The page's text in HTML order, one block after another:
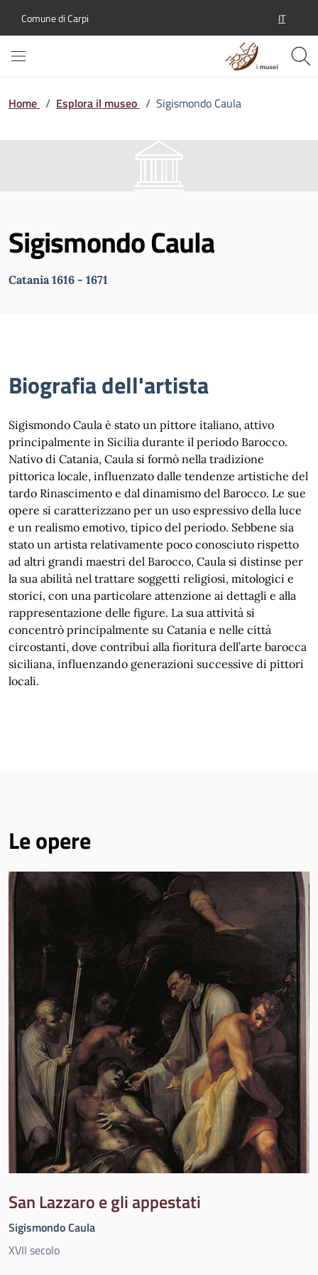
Comune di Carpi IT
Home / Esplora il museo / Sigismondo Caula
Sigismondo Caula
Catania 1616 - 1671
Biografia dell'artista
Sigismondo Caula è stato un pittore italiano, attivo
principalmente in Sicilia durante il periodo Barocco.
Nativo di Catania, Caula si formò nella tradizione
pittorica locale, influenzato dalle tendenze artistiche del
tardo Rinascimento e dal dinamismo del Barocco. Le sue
opere si caratterizzano per un uso espressivo della luce
e un realismo emotivo, tipico del periodo. Sebbene sia
stato un artista relativamente poco conosciuto rispetto
ad altri grandi maestri del Barocco, Caula si distinse per
la sua abilità nel trattare soggetti religiosi, mitologici e
storici, con una particolare attenzione ai dettagli e alla
rappresentazione delle figure. La sua attività si
concentrò principalmente su Catania e nelle città
circostanti, dove contribuì alla fioritura dell’arte barocca
siciliana, influenzando generazioni successive di pittori
locali.
Le opere
San Lazzaro e gli appestati
Sigismondo Caula
XVII secolo